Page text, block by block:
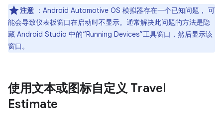
注意 ：Android Automotive OS 模拟器存在一个已知问题， 可
能会导致仪表板窗口在启动时不显示。通常解决此问题的方法是隐
藏 Android Studio 中的“Running Devices”工具窗口，然后显示该
窗口。
使用文本或图标自定义 Travel
Estimate